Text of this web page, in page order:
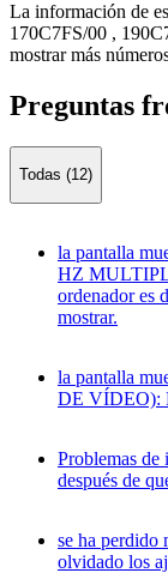
La información de
170C7FS/00 ,
mostrar más
Preguntas
Todas (12)
la pantalla
HZ
ordenador es
mostrar.
la pantalla
DE VÍDEO):
Problemas de
después de
se ha perdido
olvidado los